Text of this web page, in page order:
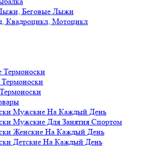
Беговые Лыжи
Квадроцикл, Мотоцикл
Мужские На Каждый День
Мужские Для Занятия Спортом
Женские На Каждый День
Детские На Каждый День